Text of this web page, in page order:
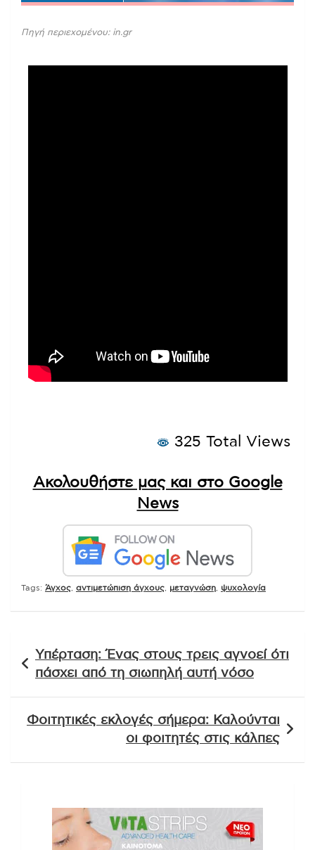
Πηγή περιεχομένου: in.gr
325 Total Views
Ακολουθήστε μας και στο Google
News
Tags: Άγχος αντιμετώπιση άγχους μεταγνώση ψυχολογία
άρθρων
Υπέρταση: Ένας στους τρεις αγνοεί ότι
πάσχει από τη σιωπηλή αυτή νόσο
Φοιτητικές εκλογές σήμερα: Καλούνται
οι φοιτητές στις κάλπες